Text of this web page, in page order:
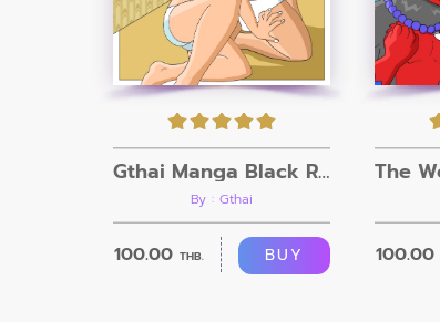
Gthai Manga Black Rooms
By : Gthai
100.00 THB. BUY 100.00